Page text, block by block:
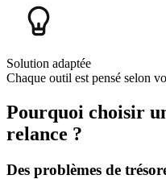
Solution adaptée
Chaque outil est pensé selon
Pourquoi choisir
relance ?
Des problèmes de